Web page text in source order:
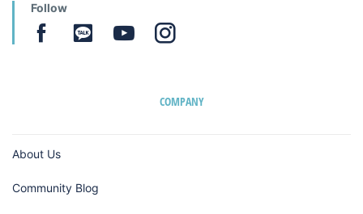
Follow
COMPANY
About Us
Community Blog